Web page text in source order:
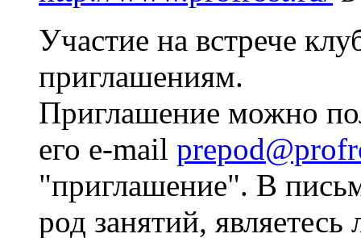
Участие на встрече
приглашениям.
Приглашение можно
его e-mail
"приглашение". В
род занятий,